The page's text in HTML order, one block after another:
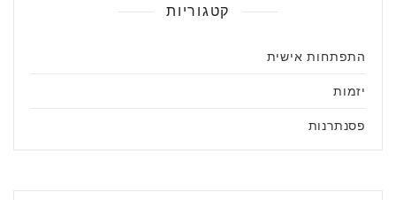
קטגוריות
התפתחות אישית
יזמות
פסנתרנות